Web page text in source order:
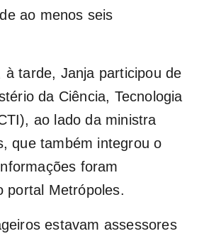
ao menos seis
à tarde, Janja participou de
da Ciência, Tecnologia
ao lado da ministra
que também integrou o
foram
portal Metrópoles.
estavam assessores